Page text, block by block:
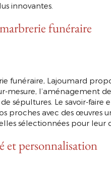
innovantes.
funéraire
funéraire, Lajoumard
mesure, l’aménagement
sépultures. Le savoir-
proches avec des œuvres
sélectionnées pour leur
et personnalisation